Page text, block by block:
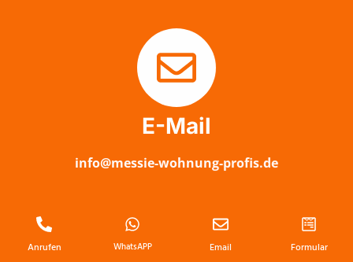
E-Mail
info@messie-wohnung-profis.de
Anrufen WhatsAPP Email Formular